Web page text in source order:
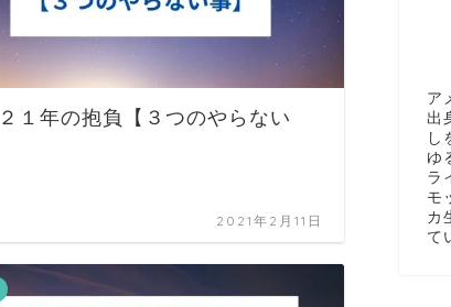
１年の抱負【３つのやらない
2021年2月11日
ア
出
し
ゆ
ラ
モ
カ
て